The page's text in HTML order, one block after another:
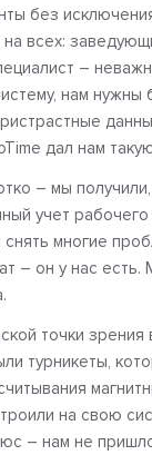
без
всех:
–
нам нужны
дал нам
– мы получили,
учет
снять многие
– он у нас есть.
точки зрения
турникеты,
на свою
– нам не